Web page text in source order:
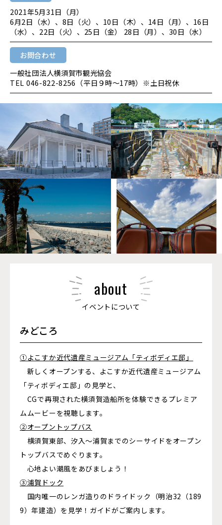
2021年5月31日（月）
6月2日（水）、8日（火）、10日（木）、14日（月）、16日
（水）、22日（火）、25日（金） 28日（月）、30日（水）
お問合わせ
一般社団法人横須賀市観光協会
TEL 046-822-8256（平日９時～17時）※土日祝休
about
イベントについて
みどころ
①よこすか近代遺産ミュージアム「ティボディエ邸」
新しくオープンする、よこすか近代遺産ミュージアム
「ティボディエ邸」の見学と、
CGで再現された横須賀造船所を体験できるプレミア
ムムービーを視聴します。
②オープントップバス
横須賀東部、汐入～浦賀までのシーサイドをオープン
トップバスでめぐります。
心地よい潮風をあびましょう！
③浦賀ドック
国内唯一のレンガ造りのドライドック（明治32（189
9）年建造）を見学！ガイドがご案内します。